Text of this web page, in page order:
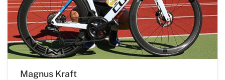
Magnus Kraft